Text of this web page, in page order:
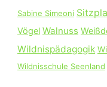
Sabine Simeoni
Vögel Walnuss
Wildnispädagogik
Wildnisschule Seenland